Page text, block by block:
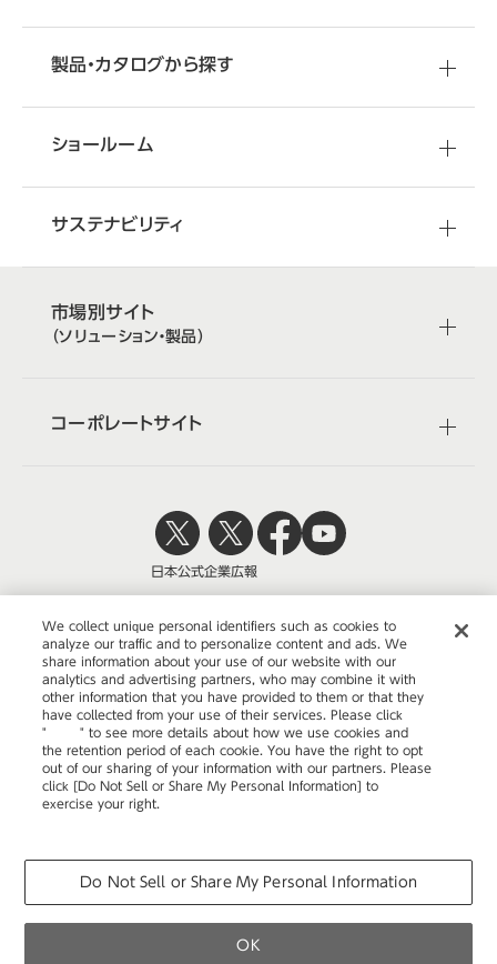
製品・カタログから探す
ショールーム
サステナビリティ
市場別サイト
（ソリューション・製品）
コーポレートサイト
株式会社オカムラ
ウェブサイトのご利用について
プライバシーポリシー
COPYRIGHT © OKAMURA CORPORATION. ALL RIGHTS RESERVED.
日本公式企業広報
We collect unique personal identifiers such as cookies to
analyze our traffic and to personalize content and ads. We
share information about your use of our website with our
analytics and advertising partners, who may combine it with
other information that you have provided to them or that they
have collected from your use of their services. Please click
"
here" to see more details about how we use cookies and
the retention period of each cookie. You have the right to opt
out of our sharing of your information with our partners. Please
click [Do Not Sell or Share My Personal Information] to
exercise your right.
Do Not Sell or Share My Personal Information
OK